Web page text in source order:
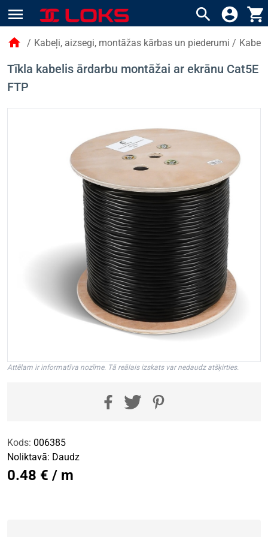
menu search account_circle shopping_cart
home / Kabeļi, aizsegi, montāžas kārbas un piederumi / Kabeļi
Tīkla kabelis ārdarbu montāžai ar ekrānu Cat5E
FTP
Attēlam ir informatīva nozīme. Tā reālais izskats var nedaudz atšķirties.
Kods: 006385
Noliktavā: Daudz
0.48 € / m